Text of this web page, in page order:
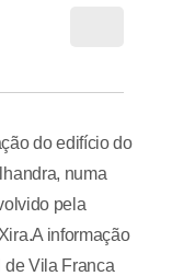
do edifício do
numa
pela
informação
de Vila Franca